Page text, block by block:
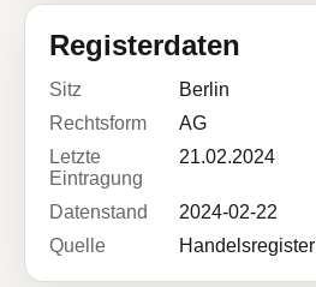
Registerdaten
Sitz
Berlin
Rechtsform
AG
Letzte
Eintragung
21.02.2024
Datenstand
2024-02-22
Quelle
Handelsregister